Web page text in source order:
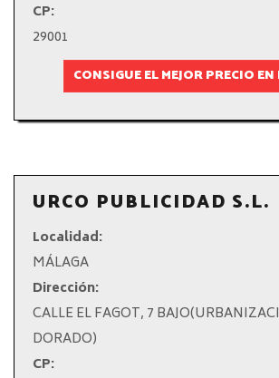
CP:
29001
CONSIGUE EL MEJOR PRECIO
URCO PUBLICIDAD S.L.
Localidad:
MÁLAGA
Dirección:
CALLE EL FAGOT, 7
DORADO)
CP: